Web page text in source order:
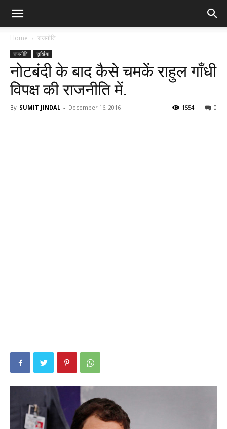
Home राजनीति
राजनीति सुर्खिया
नोटबंदी के बाद कैसे चमकें राहुल गाँधी
विपक्ष की राजनीति में.
By SUMIT JINDAL - December 16, 2016 0
1554